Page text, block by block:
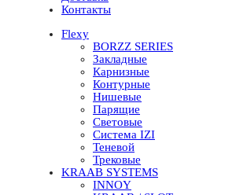
Контакты
Flexy
BORZZ SERIES
Закладные
Карнизные
Контурные
Нишевые
Парящие
Световые
Система IZI
Теневой
Трековые
KRAAB SYSTEMS
INNOY